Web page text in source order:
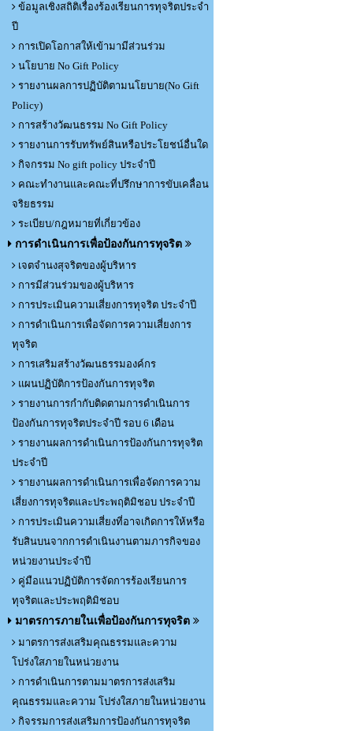
ข้อมูลเชิงสถิติเรื่องร้องเรียนการทุจริตประจำ
ปี
การเปิดโอกาสให้เข้ามามีส่วนร่วม
นโยบาย No Gift Policy
รายงานผลการปฏิบัติตามนโยบาย(No Gift
Policy)
การสร้างวัฒนธรรม No Gift Policy
รายงานการรับทรัพย์สินหรือประโยชน์อื่นใด
กิจกรรม No gift policy ประจำปี
คณะทำงานและคณะที่ปรึกษาการขับเคลื่อน
จริยธรรม
ระเบียบ/กฎหมายที่เกี่ยวข้อง
การดำเนินการเพื่อป้องกันการทุจริต
เจตจำนงสุจริตของผู้บริหาร
การมีส่วนร่วมของผู้บริหาร
การประเมินความเสี่ยงการทุจริต ประจำปี
การดำเนินการเพื่อจัดการความเสี่ยงการ
ทุจริต
การเสริมสร้างวัฒนธรรมองค์กร
แผนปฏิบัติการป้องกันการทุจริต
รายงานการกำกับติดตามการดำเนินการ
ป้องกันการทุจริตประจำปี รอบ 6 เดือน
รายงานผลการดำเนินการป้องกันการทุจริต
ประจำปี
รายงานผลการดำเนินการเพื่อจัดการความ
เสี่ยงการทุจริตและประพฤติมิชอบ ประจำปี
การประเมินความเสี่ยงที่อาจเกิดการให้หรือ
รับสินบนจากการดำเนินงานตามภารกิจของ
หน่วยงานประจำปี
คู่มือแนวปฏิบัติการจัดการร้องเรียนการ
ทุจริตและประพฤติมิชอบ
มาตรการภายในเพื่อป้องกันการทุจริต
มาตรการส่งเสริมคุณธรรมและความ
โปร่งใสภายในหน่วยงาน
การดำเนินการตามมาตรการส่งเสริม
คุณธรรมและความ โปร่งใสภายในหน่วยงาน
กิจรรมการส่งเสริมการป้องกันการทุจริต